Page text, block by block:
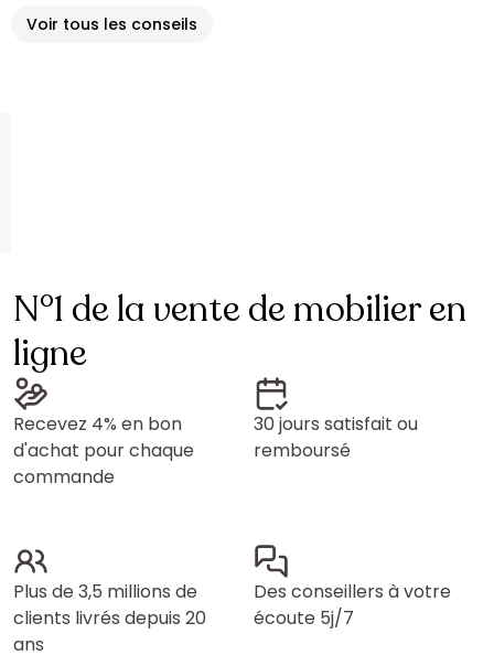
Voir tous les conseils
N°1 de la vente de mobilier en
ligne
Recevez 4% en bon
d'achat pour chaque
commande
30 jours satisfait ou
remboursé
Plus de 3,5 millions de
clients livrés depuis 20
ans
Des conseillers à votre
écoute 5j/7